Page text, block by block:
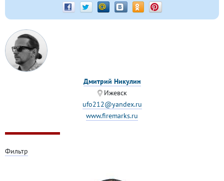
Дмитрий Никулин
Ижевск
ufo212@yandex.ru
www.firemarks.ru
Фильтр